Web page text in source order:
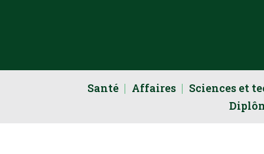
Santé Affaires Sciences et